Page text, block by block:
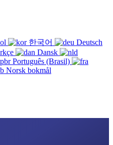
한국어
Deutsch
Dansk
Português (Brasil)
Norsk bokmål